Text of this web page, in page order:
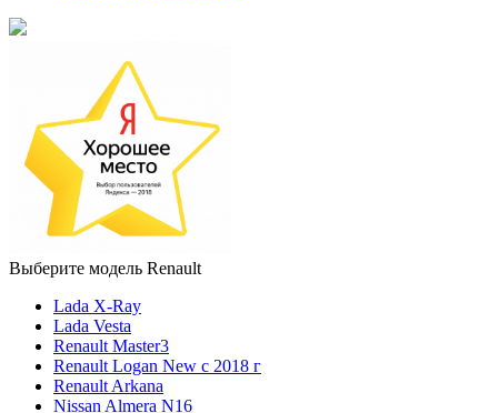
Выберите модель Renault
Lada X-Ray
Lada Vesta
Renault Master3
Renault Logan New с 2018 г
Renault Arkana
Nissan Almera N16